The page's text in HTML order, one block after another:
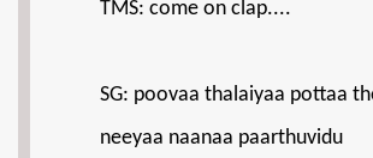
TMS: come on clap....
SG: poovaa thalaiyaa pottaa
neeyaa naanaa paarthuvidu